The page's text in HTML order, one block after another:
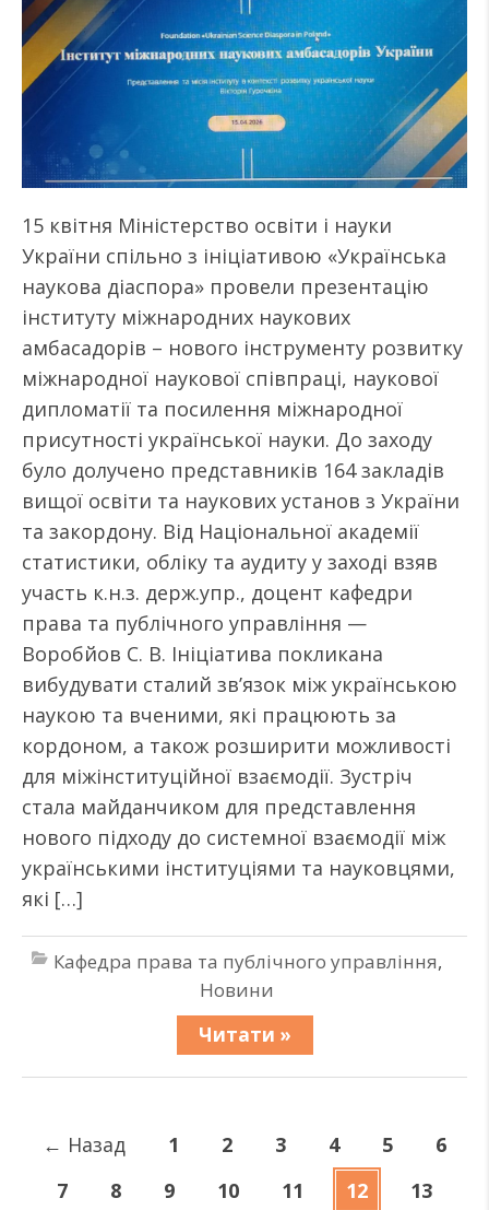
15 квітня Міністерство освіти і науки
України спільно з ініціативою «Українська
наукова діаспора» провели презентацію
інституту міжнародних наукових
амбасадорів – нового інструменту розвитку
міжнародної наукової співпраці, наукової
дипломатії та посилення міжнародної
присутності української науки. До заходу
було долучено представників 164 закладів
вищої освіти та наукових установ з України
та закордону. Від Національної академії
статистики, обліку та аудиту у заході взяв
участь к.н.з. держ.упр., доцент кафедри
права та публічного управління —
Воробйов С. В. Ініціатива покликана
вибудувати сталий зв’язок між українською
наукою та вченими, які працюють за
кордоном, а також розширити можливості
для міжінституційної взаємодії. Зустріч
стала майданчиком для представлення
нового підходу до системної взаємодії між
українськими інституціями та науковцями,
які […]
Кафедра права та публічного управління,
Новини
Читати »
← Назад 1 2 3 4 5
6
7
8 9 10 11 12
13